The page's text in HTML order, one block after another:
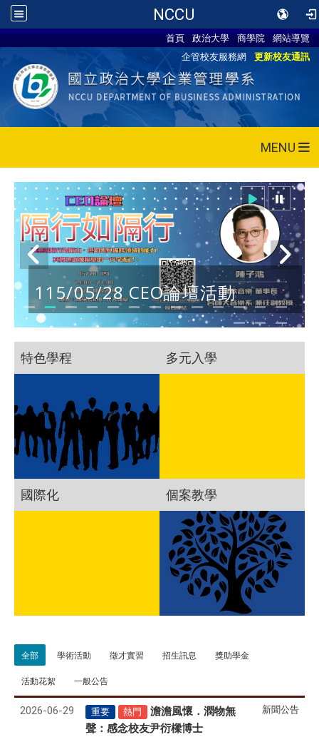
NCCU
首頁 政治大學 商學院
網站導覽
企管校友服務網
更新校友通訊
MENU
115/05/28 CEO論壇活動
特色學程 多元入學
國際化 個案教學
全部 學術活動 徵才實習 招生訊息 獎助學金
活動花絮 一般公告
2026-06-29 重要 熱門
澹澹風懷．潤物無
聲 ： 感念校友尹衍樑博士
新聞公告